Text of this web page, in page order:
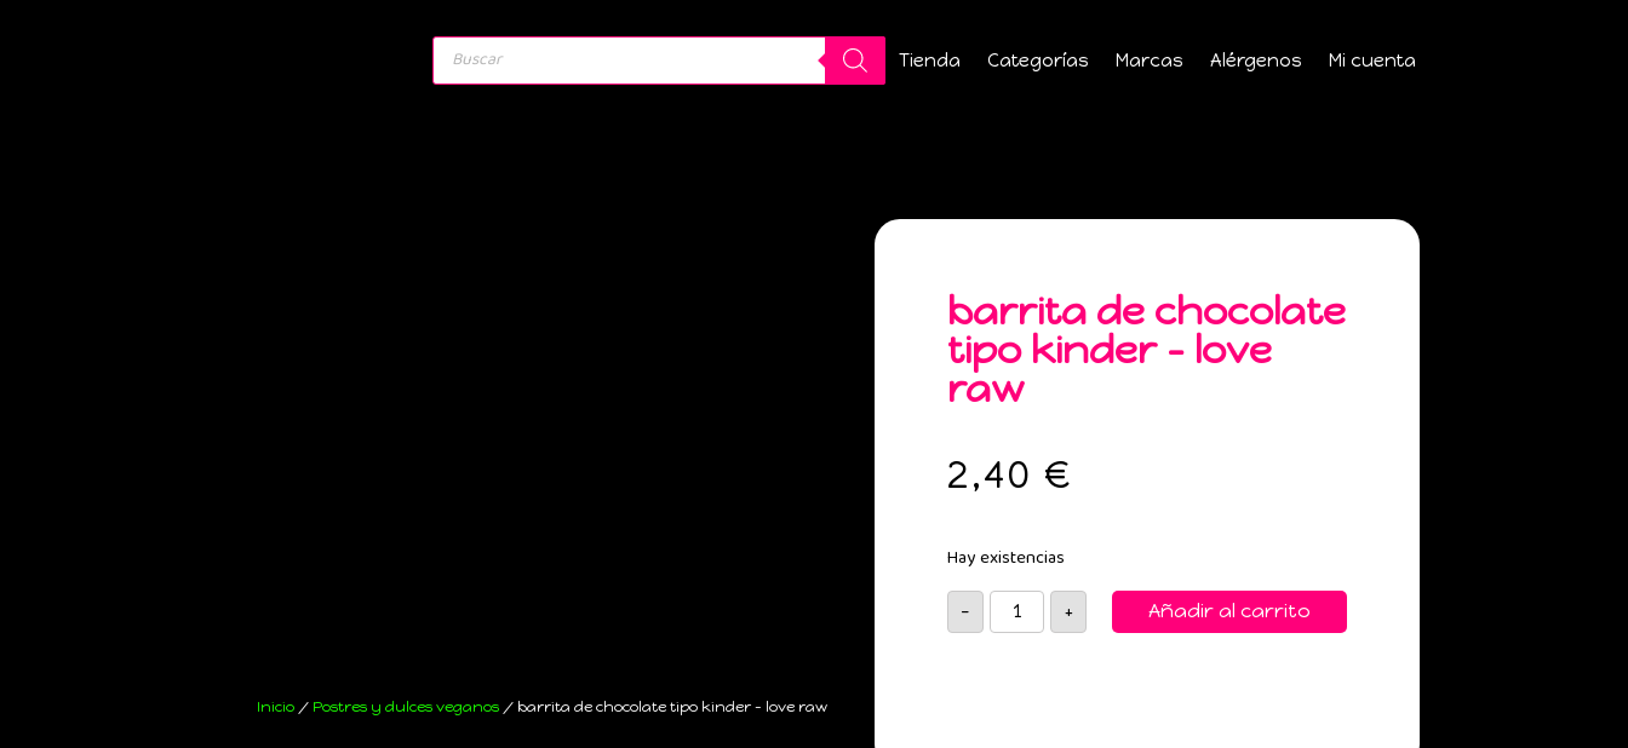
Tienda Categorías Marcas Alérgenos Mi cuenta
Inicio/ Postres y dulces veganos/ barrita de chocolate tipo kinder – love raw
barrita de chocolate
tipo kinder – love
raw
2,40 €
Hay existencias
- + Añadir al carrito